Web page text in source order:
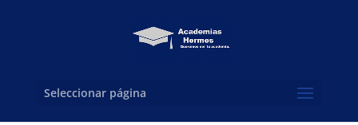
Seleccionar página